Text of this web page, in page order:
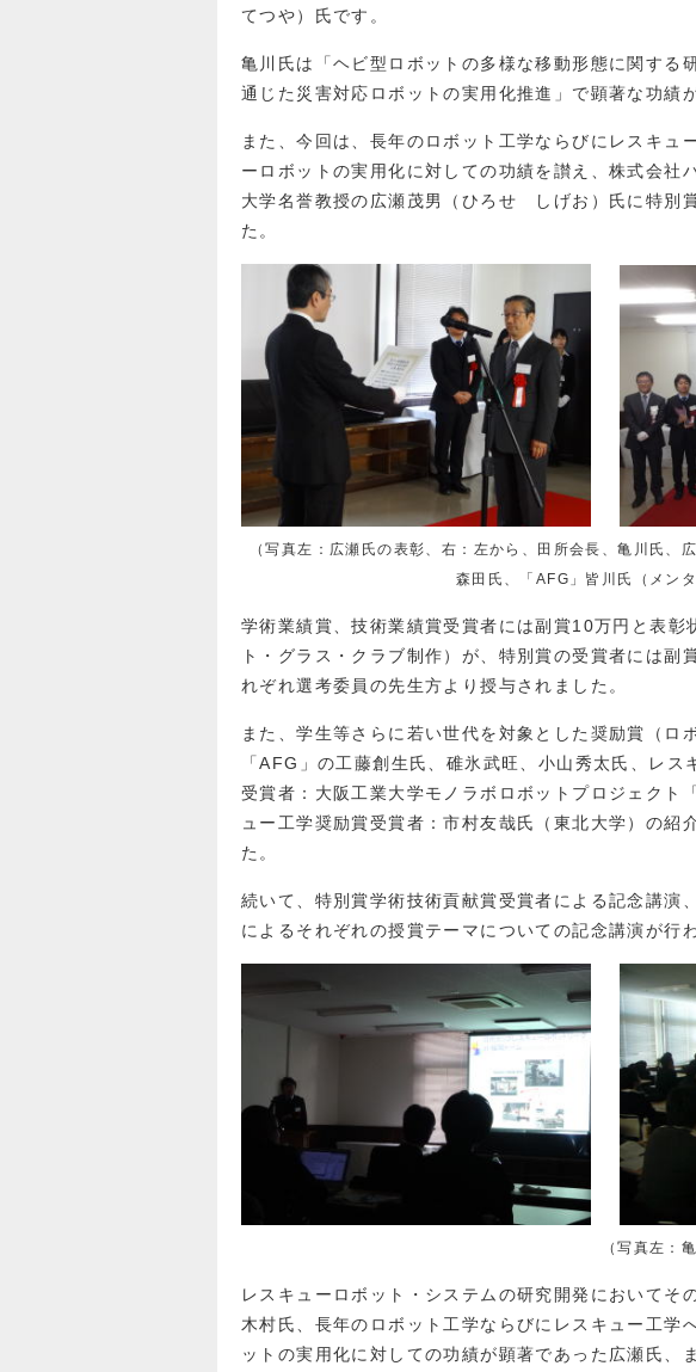
てつや）氏です。
亀川氏は「ヘビ型ロボットの多様な移動形態に関する
通じた災害対応ロボットの実用化推進」で顕著な功績
また、今回は、長年のロボット工学ならびにレスキュ
ーロボットの実用化に対しての功績を讃え、株式会社
大学名誉教授の広瀬茂男（ひろせ しげお）氏に特別
た。
（写真左：広瀬氏の表彰、右：左から、田所会長、亀川氏、
森田氏、「AFG」皆川氏（メン
学術業績賞、技術業績賞受賞者には副賞10万円と表彰
ト・グラス・クラブ制作）が、特別賞の受賞者には副
れぞれ選考委員の先生方より授与されました。
また、学生等さらに若い世代を対象とした奨励賞（ロ
「AFG」の工藤創生氏、碓氷武旺、小山秀太氏、レ
受賞者：大阪工業大学モノラボロボットプロジェクト
ュー工学奨励賞受賞者：市村友哉氏（東北大学）の紹
た。
続いて、特別賞学術技術貢献賞受賞者による記念講演
によるそれぞれの授賞テーマについての記念講演が行
（写真左：
レスキューロボット・システムの研究開発においてそ
木村氏、長年のロボット工学ならびにレスキュー工学
ットの実用化に対しての功績が顕著であった広瀬氏、